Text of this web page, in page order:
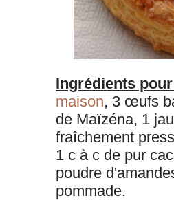
Ingrédients
maison, 3 œufs
de Maïzéna, 1
fraîchement
1 c à c de pur
poudre
pommade.